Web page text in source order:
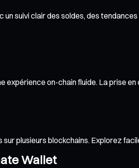
suivi clair des soldes, des
expérience on-chain fluide. La prise
plusieurs blockchains. Explorez
Wallet